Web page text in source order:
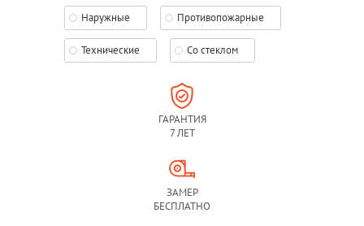
Наружные Противопожарные
Технические Со стеклом
ГАРАНТИЯ
7 ЛЕТ
ЗАМЕР
БЕСПЛАТНО